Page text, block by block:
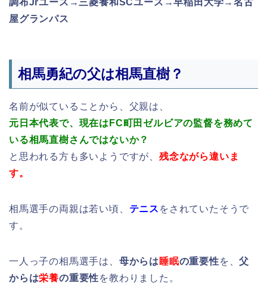
調布Jrユース→三菱養和SCユース→早稲田大学→名古
屋グランパス
相馬勇紀の父は相馬直樹？
名前が似ていることから、父親は、
元日本代表で、現在はFC町田ゼルビアの監督を務めて
いる相馬直樹さんではないか？
と思われる方も多いようですが、 残念ながら違いま
す。
相馬選手の両親は若い頃、 テニス をされていたそうで
す。
一人っ子の相馬選手は、 母からは 睡眠の重要性を、父
からは栄養の重要性を教わりました。